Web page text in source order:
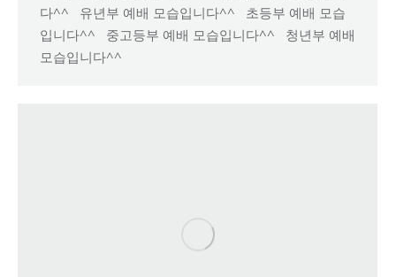
다^^ 유년부 예배 모습입니다^^ 초등부 예배 모습
입니다^^ 중고등부 예배 모습입니다^^ 청년부 예배
모습입니다^^